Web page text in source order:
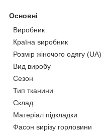
Основні
Виробник
Країна виробник
Розмір жіночого одягу (UA)
Вид виробу
Сезон
Тип тканини
Склад
Матеріал підкладки
Фасон вирізу горловини